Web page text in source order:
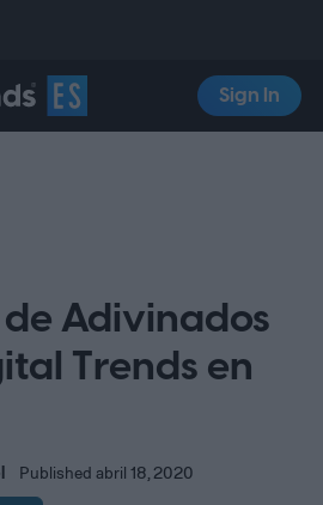
Español
Sign In
Adivinados
Trends en
Published abril 18, 2020